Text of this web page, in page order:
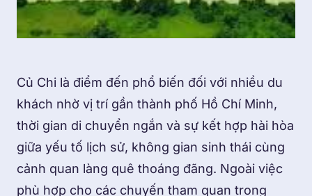
Củ Chi là điểm đến phổ biến đối với nhiều du
khách nhờ vị trí gần thành phố Hồ Chí Minh,
thời gian di chuyển ngắn và sự kết hợp hài hòa
giữa yếu tố lịch sử, không gian sinh thái cùng
cảnh quan làng quê thoáng đãng. Ngoài việc
phù hợp cho các chuyến tham quan trong